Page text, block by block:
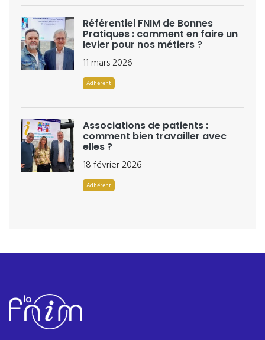
Référentiel FNIM de Bonnes
Pratiques : comment en faire un
levier pour nos métiers ?
11 mars 2026
Adhérent
Associations de patients :
comment bien travailler avec
elles ?
18 février 2026
Adhérent